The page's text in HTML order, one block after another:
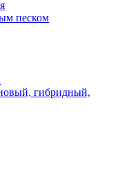
песком
гибридный,